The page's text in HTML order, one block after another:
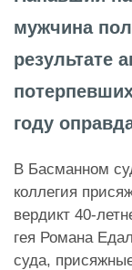
мужчина
результате
году
В Басманном
коллегия
вердикт 40-
гея Романа
суда,